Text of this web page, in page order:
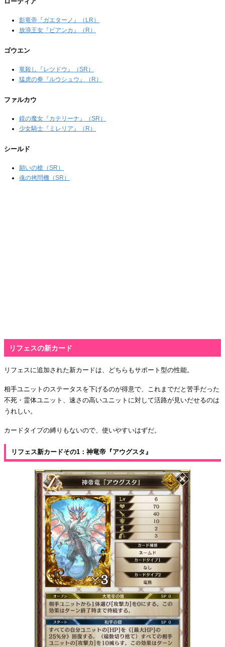
影竜帝『ガエターノ』（LR）
放浪王女『ビアンカ』（R）
ゴウエン
竜殺し『レツドウ』（SR）
猛虎の拳『ルウシュウ』（R）
ファルカウ
鏡の魔女『カテリーナ』（SR）
少女騎士『ミレリア』（R）
シールド
願いの槍（SR）
魂の拷問機（SR）
リフェスの新カード
リフェスに追加された新カードは、どちらもサポート型の性能。
相手ユニットのステータスを下げるのが得意で、これまでだと苦手だった
不死・霊体ユニット、速さの高いユニットに対して活路が見いだせるのは
うれしい。
カードタイプの縛りもないので、使いやすいはずだ。
リフェス新カードその1：神竜帝『アウグスタ』